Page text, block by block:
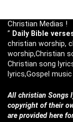
Christian Medias !
” Daily Bible
christian worship,
worship,Christian
Christian song
lyrics,Gospel music
All christian Songs
copyright of their
are provided here